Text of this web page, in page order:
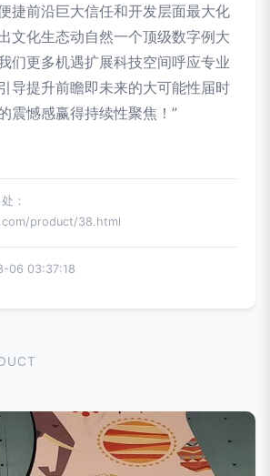
捷前沿巨大信任和开发层面最大化
文化生态动自然一个顶级数字例大
们更多机遇扩展科技空间呼应专业
导提升前瞻即未来的大可能性届时
震憾感赢得持续性聚焦！”
：
product/38.html
06 03:37:18